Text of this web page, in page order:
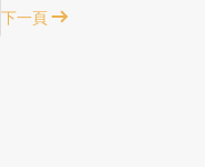
下一頁